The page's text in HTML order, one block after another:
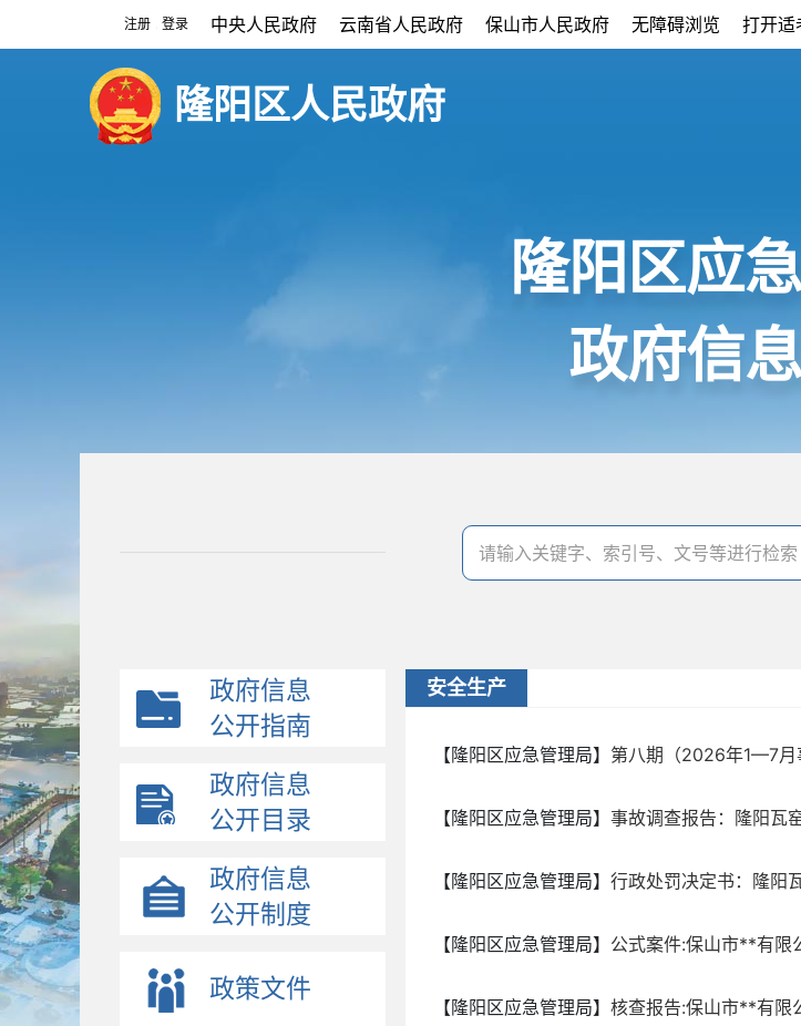
注册 登录 中央人民政府 云南省人民政府 保山市人民政府 无障碍浏览 打开适
隆阳区人民政府
隆阳区应
政府信
政府信息
公开指南
政府信息
公开目录
政府信息
公开制度
政策文件
安全生产
【隆阳区应急管理局】 第八期（2026年1—7月
【隆阳区应急管理局】 事故调查报告：隆阳瓦
【隆阳区应急管理局】 行政处罚决定书：隆阳
【隆阳区应急管理局】 公式案件:保山市**有限
【隆阳区应急管理局】 核查报告:保山市**有限